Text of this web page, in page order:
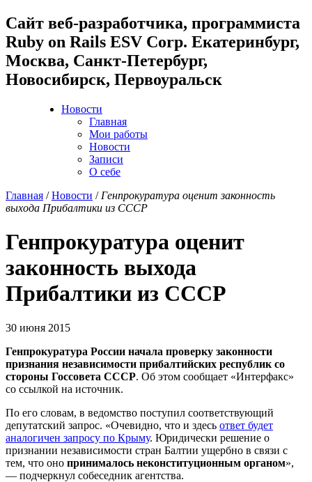
Cайт веб-разработчика, программиста
Ruby on Rails ESV Corp. Екатеринбург,
Москва, Санкт-Петербург,
Новосибирск, Первоуральск
Новости
Главная
Мои работы
Новости
Записи
О себе
Главная /Новости / Генпрокуратура оценит законность
выхода Прибалтики из СССР
Генпрокуратура оценит
законность выхода
Прибалтики из СССР
30 июня 2015
Генпрокуратура России начала проверку законности
признания независимости прибалтийских республик со
стороны Госсовета СССР. Об этом сообщает «Интерфакс»
со ссылкой на источник.
По его словам, в ведомство поступил соответствующий
депутатский запрос. «Очевидно, что и здесь ответ будет
аналогичен запросу по Крыму. Юридически решение о
признании независимости стран Балтии ущербно в связи с
тем, что оно принималось неконституционным органом»,
— подчеркнул собеседник агентства.